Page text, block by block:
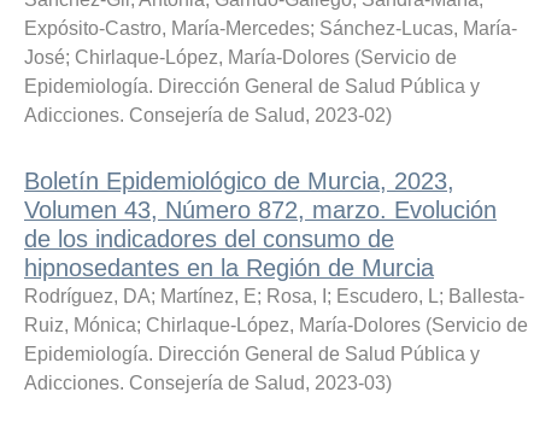
Expósito-Castro, María-Mercedes; Sánchez-Lucas, María-
José; Chirlaque-López, María-Dolores (Servicio de
Epidemiología. Dirección General de Salud Pública y
Adicciones. Consejería de Salud, 2023-02)
Boletín Epidemiológico de Murcia, 2023,
Volumen 43, Número 872, marzo. Evolución
de los indicadores del consumo de
hipnosedantes en la Región de Murcia
Rodríguez, DA; Martínez, E; Rosa, I ; Escudero, L; Ballesta-
Ruiz, Mónica; Chirlaque-López, María-Dolores (Servicio de
Epidemiología. Dirección General de Salud Pública y
Adicciones. Consejería de Salud, 2023-03)